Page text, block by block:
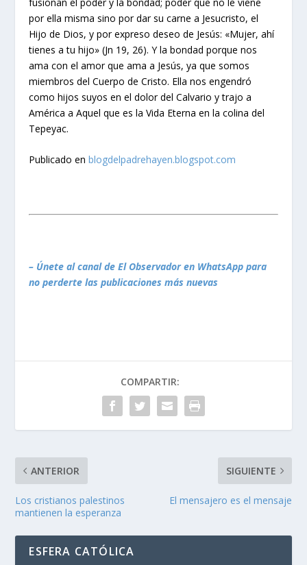
por ella misma sino por dar su carne a Jesucristo, el
Hijo de Dios, y por expreso deseo de Jesús: «Mujer, ahí
tienes a tu hijo» (Jn 19, 26). Y la bondad porque nos
ama con el amor que ama a Jesús, ya que somos
miembros del Cuerpo de Cristo. Ella nos engendró
como hijos suyos en el dolor del Calvario y trajo a
América a Aquel que es la Vida Eterna en la colina del
Tepeyac.
Publicado enblogdelpadrehayen.blogspot.com
– Únete al canal de El Observador en WhatsApp para
no perderte las publicaciones más nuevas
COMPARTIR:
ANTERIOR
Los cristianos palestinos
mantienen la esperanza
SIGUIENTE
El mensajero es el mensaje
ESFERA CATÓLICA